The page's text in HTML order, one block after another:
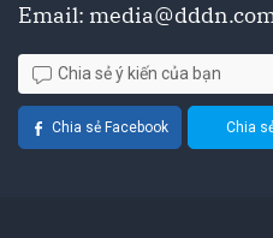
Email:
Chia sẻ ý kiến của bạn
Chia sẻ Facebook Chia